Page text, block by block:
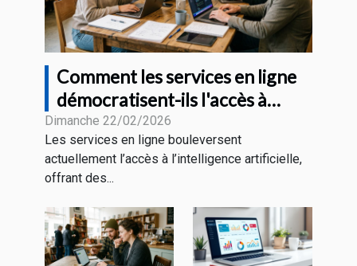
Comment les services en ligne
démocratisent-ils l'accès à
l'intelligence artificielle ?
Dimanche 22/02/2026
Les services en ligne bouleversent
actuellement l’accès à l’intelligence artificielle,
offrant des...